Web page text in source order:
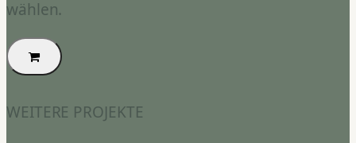
wählen.
WEITERE PROJEKTE